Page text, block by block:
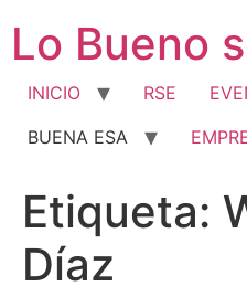
contenido
Lo Bueno
INICIO RSE
BUENA ESA
Etiqueta:
Díaz